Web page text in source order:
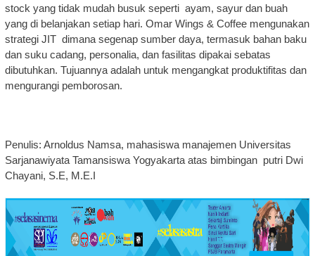
stock yang tidak mudah busuk seperti ayam, sayur dan buah
yang di belanjakan setiap hari. Omar Wings & Coffee mengunakan
strategi JIT dimana segenap sumber daya, termasuk bahan baku
dan suku cadang, personalia, dan fasilitas dipakai sebatas
dibutuhkan. Tujuannya adalah untuk mengangkat produktifitas dan
mengurangi pemborosan.
Penulis: Arnoldus Namsa, mahasiswa manajemen Universitas
Sarjanawiyata Tamansiswa Yogyakarta atas bimbingan putri Dwi
Chayani, S.E, M.E.I